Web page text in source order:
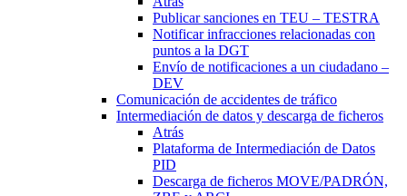
Publicar sanciones en TEU – TESTRA
Notificar infracciones relacionadas con
puntos a la DGT
Envío de notificaciones a un ciudadano –
DEV
Comunicación de accidentes de tráfico
Intermediación de datos y descarga de ficheros
Atrás
Plataforma de Intermediación de Datos
PID
Descarga de ficheros MOVE/PADRÓN,